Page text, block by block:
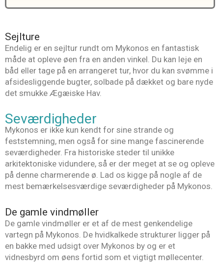
Sejlture
Endelig er en sejltur rundt om Mykonos en fantastisk
måde at opleve øen fra en anden vinkel. Du kan leje en
båd eller tage på en arrangeret tur, hvor du kan svømme i
afsidesliggende bugter, solbade på dækket og bare nyde
det smukke Ægæiske Hav.
Seværdigheder
Mykonos er ikke kun kendt for sine strande og
feststemning, men også for sine mange fascinerende
seværdigheder. Fra historiske steder til unikke
arkitektoniske vidundere, så er der meget at se og opleve
på denne charmerende ø. Lad os kigge på nogle af de
mest bemærkelsesværdige seværdigheder på Mykonos.
De gamle vindmøller
De gamle vindmøller er et af de mest genkendelige
vartegn på Mykonos. De hvidkalkede strukturer ligger på
en bakke med udsigt over Mykonos by og er et
vidnesbyrd om øens fortid som et vigtigt møllecenter.